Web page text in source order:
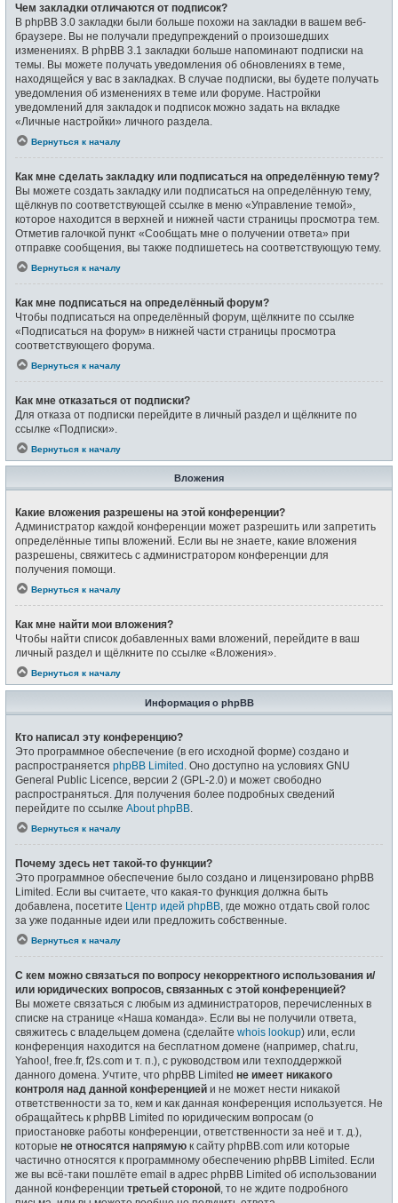
Чем закладки отличаются от подписок?
В phpBB 3.0 закладки были больше похожи на закладки в вашем веб-
браузере. Вы не получали предупреждений о произошедших
изменениях. В phpBB 3.1 закладки больше напоминают подписки на
темы. Вы можете получать уведомления об обновлениях в теме,
находящейся у вас в закладках. В случае подписки, вы будете получать
уведомления об изменениях в теме или форуме. Настройки
уведомлений для закладок и подписок можно задать на вкладке
«Личные настройки» личного раздела.
Вернуться к началу
Как мне сделать закладку или подписаться на определённую тему?
Вы можете создать закладку или подписаться на определённую тему,
щёлкнув по соответствующей ссылке в меню «Управление темой»,
которое находится в верхней и нижней части страницы просмотра тем.
Отметив галочкой пункт «Сообщать мне о получении ответа» при
отправке сообщения, вы также подпишетесь на соответствующую тему.
Вернуться к началу
Как мне подписаться на определённый форум?
Чтобы подписаться на определённый форум, щёлкните по ссылке
«Подписаться на форум» в нижней части страницы просмотра
соответствующего форума.
Вернуться к началу
Как мне отказаться от подписки?
Для отказа от подписки перейдите в личный раздел и щёлкните по
ссылке «Подписки».
Вернуться к началу
Вложения
Какие вложения разрешены на этой конференции?
Администратор каждой конференции может разрешить или запретить
определённые типы вложений. Если вы не знаете, какие вложения
разрешены, свяжитесь с администратором конференции для
получения помощи.
Вернуться к началу
Как мне найти мои вложения?
Чтобы найти список добавленных вами вложений, перейдите в ваш
личный раздел и щёлкните по ссылке «Вложения».
Вернуться к началу
Информация о phpBB
Кто написал эту конференцию?
Это программное обеспечение (в его исходной форме) создано и
распространяется phpBB Limited . Оно доступно на условиях GNU
General Public Licence, версии 2 (GPL-2.0) и может свободно
распространяться. Для получения более подробных сведений
перейдите по ссылке About phpBB
Вернуться к началу
Почему здесь нет такой-то функции?
Это программное обеспечение было создано и лицензировано phpBB
Limited. Если вы считаете, что какая-то функция должна быть
добавлена, посетите Центр идей phpBB , где можно отдать свой голос
за уже поданные идеи или предложить собственные.
Вернуться к началу
С кем можно связаться по вопросу некорректного использования и/
или юридических вопросов, связанных с этой конференцией?
Вы можете связаться с любым из администраторов, перечисленных в
списке на странице «Наша команда». Если вы не получили ответа,
свяжитесь с владельцем домена (сделайте whois lookup) или, если
конференция находится на бесплатном домене (например, chat.ru,
Yahoo!, free.fr, f2s.com и т. п.), с руководством или техподдержкой
данного домена. Учтите, что phpBB Limited не имеет никакого
контроля над данной конференцией и не может нести никакой
ответственности за то, кем и как данная конференция используется. Не
обращайтесь к phpBB Limited по юридическим вопросам (о
приостановке работы конференции, ответственности за неё и т. д.),
которые не относятся напрямую к сайту phpBB.com или которые
частично относятся к программному обеспечению phpBB Limited. Если
же вы всё-таки пошлёте email в адрес phpBB Limited об использовании
данной конференции третьей стороной , то не ждите подробного